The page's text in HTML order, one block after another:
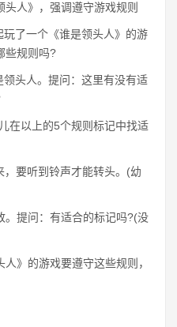
人》，强调遵守游戏规则
了一个《谁是领头人》的游
些规则吗?
头人。提问：这里有没有适
以上的5个规则标记中找适
要听到铃声才能转头。(幼
提问：有适合的标记吗?(没
》的游戏要遵守这些规则，